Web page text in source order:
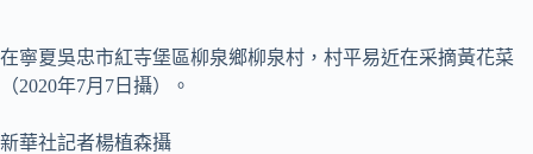
在寧夏吳忠市紅寺堡區柳泉鄉柳泉村，村平易近在采摘黃花菜
（2020年7月7日攝）。
新華社記者楊植森攝